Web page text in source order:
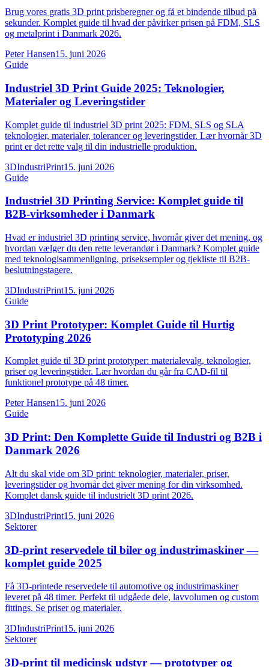
Brug vores gratis 3D print prisberegner og få et bindende tilbud på
sekunder. Komplet guide til hvad der påvirker prisen på FDM, SLS
og metalprint i Danmark 2026.
Peter Hansen15. juni 2026
Guide
Industriel 3D Print Guide 2025: Teknologier,
Materialer og Leveringstider
Komplet guide til industriel 3D print 2025: FDM, SLS og SLA
teknologier, materialer, tolerancer og leveringstider. Lær hvornår 3D
print er det rette valg til din industrielle produktion.
3DIndustriPrint15. juni 2026
Guide
Industriel 3D Printing Service: Komplet guide til
B2B-virksomheder i Danmark
Hvad er industriel 3D printing service, hvornår giver det mening, og
hvordan vælger du den rette leverandør i Danmark? Komplet guide
med teknologisammenligning, priseksempler og tjekliste til B2B-
beslutningstagere.
3DIndustriPrint15. juni 2026
Guide
3D Print Prototyper: Komplet Guide til Hurtig
Prototyping 2026
Komplet guide til 3D print prototyper: materialevalg, teknologier,
priser og leveringstider. Lær hvordan du går fra CAD-fil til
funktionel prototype på 48 timer.
Peter Hansen15. juni 2026
Guide
3D Print: Den Komplette Guide til Industri og B2B i
Danmark 2026
Alt du skal vide om 3D print: teknologier, materialer, priser,
leveringstider og hvornår det giver mening for din virksomhed.
Komplet dansk guide til industrielt 3D print 2026.
3DIndustriPrint15. juni 2026
Sektorer
3D-print reservedele til biler og industrimaskiner —
komplet guide 2025
Få 3D-printede reservedele til automotive og industrimaskiner
leveret på 48 timer. Perfekt til udgåede dele, lavvolumen og custom
fittings. Se priser og materialer.
3DIndustriPrint15. juni 2026
Sektorer
3D-print til medicinsk udstyr — prototyper og